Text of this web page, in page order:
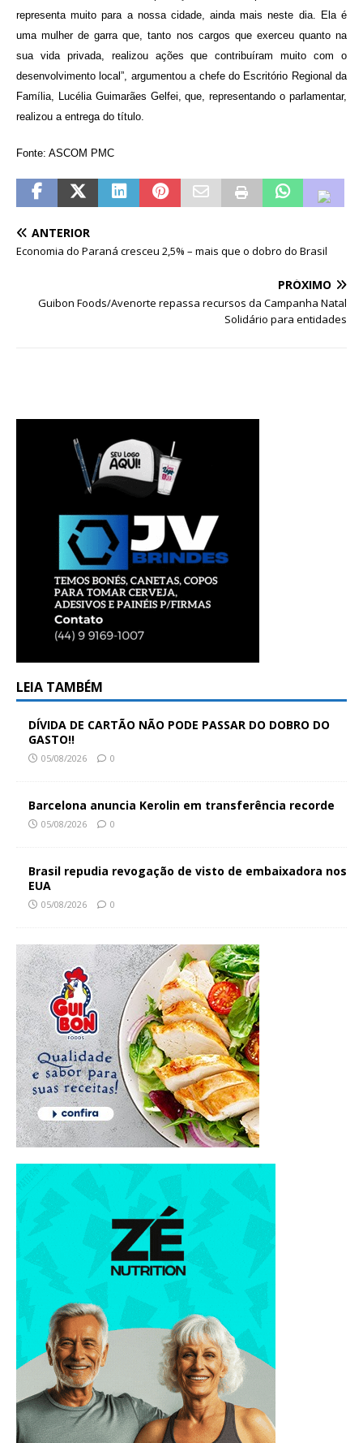
representa muito para a nossa cidade, ainda mais neste dia. Ela é
uma mulher de garra que, tanto nos cargos que exerceu quanto na
sua vida privada, realizou ações que contribuíram muito com o
desenvolvimento local”, argumentou a chefe do Escritório Regional da
Família, Lucélia Guimarães Gelfei, que, representando o parlamentar,
realizou a entrega do título.
Fonte: ASCOM PMC
ANTERIOR
Economia do Paraná cresceu 2,5% – mais que o dobro do Brasil
PRÓXIMO
Guibon Foods/Avenorte repassa recursos da Campanha Natal
Solidário para entidades
LEIA TAMBÉM
DÍVIDA DE CARTÃO NÃO PODE PASSAR DO DOBRO DO
GASTO!!
05/08/2026 0
Barcelona anuncia Kerolin em transferência recorde
05/08/2026 0
Brasil repudia revogação de visto de embaixadora nos
EUA
05/08/2026 0